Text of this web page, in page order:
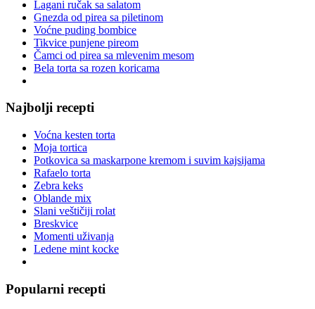
Lagani ručak sa salatom
Gnezda od pirea sa piletinom
Voćne puding bombice
Tikvice punjene pireom
Čamci od pirea sa mlevenim mesom
Bela torta sa rozen koricama
Najbolji recepti
Voćna kesten torta
Moja tortica
Potkovica sa maskarpone kremom i suvim kajsijama
Rafaelo torta
Zebra keks
Oblande mix
Slani veštičiji rolat
Breskvice
Momenti uživanja
Ledene mint kocke
Popularni recepti